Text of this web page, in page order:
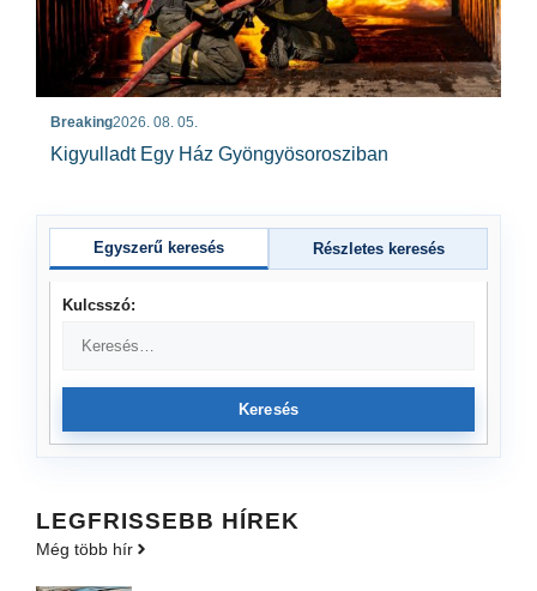
Breaking2026. 08. 05.
Kigyulladt Egy Ház Gyöngyösorosziban
Egyszerű keresés Részletes keresés
Kulcsszó:
Keresés
LEGFRISSEBB HÍREK
Még több hír